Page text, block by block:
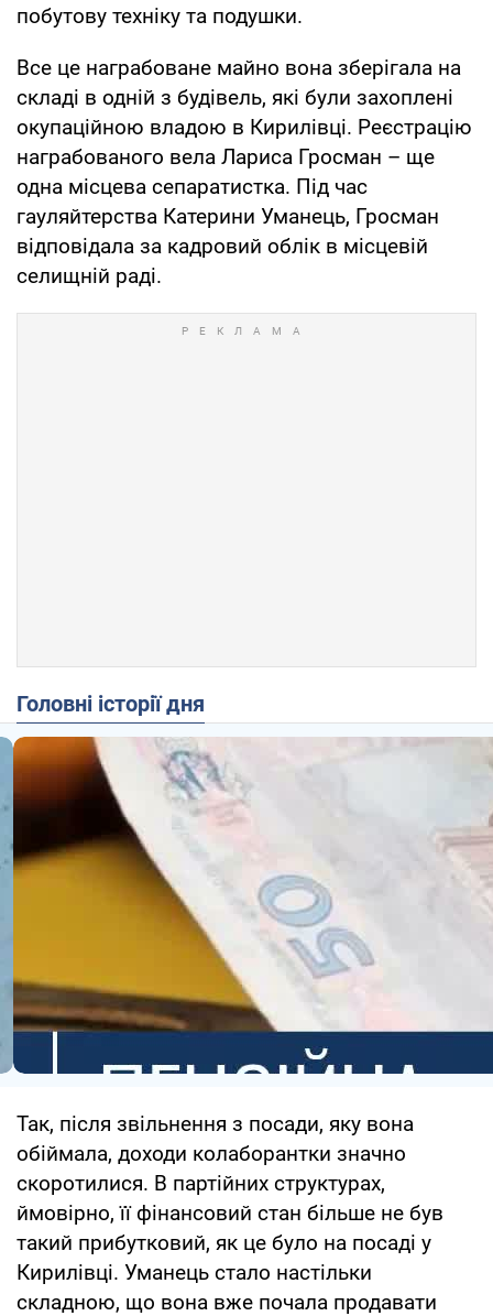
побутову техніку та подушки.
Все це награбоване майно вона зберігала на
складі в одній з будівель, які були захоплені
окупаційною владою в Кирилівці. Реєстрацію
награбованого вела Лариса Гросман – ще
одна місцева сепаратистка. Під час
гауляйтерства Катерини Уманець, Гросман
відповідала за кадровий облік в місцевій
селищній раді.
Головні історії дня
Так, після звільнення з посади, яку вона
обіймала, доходи колаборантки значно
скоротилися. В партійних структурах,
ймовірно, її фінансовий стан більше не був
такий прибутковий, як це було на посаді у
Кирилівці. Уманець стало настільки
складною, що вона вже почала продавати